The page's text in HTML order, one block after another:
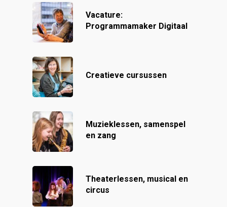
Vacature:
Programmamaker Digitaal
Creatieve cursussen
Muzieklessen, samenspel
en zang
Theaterlessen, musical en
circus